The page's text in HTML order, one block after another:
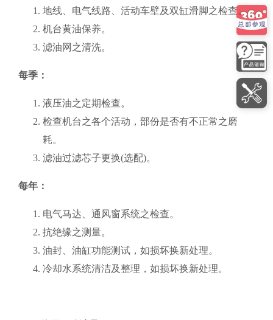
地线、电气线路、活动车壁及双缸滑脚之检查。
机台黄油保养。
滤油网之清洗。
每季：
液压油之定期检查。
检查机台之各个活动，部份是否有不正常之磨
耗。
滤油过滤芯子更换(选配)。
每年：
电气马达、通风窗系统之检查。
抗绝缘之测量。
油封、油缸功能测试，如损坏换新处理。
冷却水系统清洁及整理，如损坏换新处理。